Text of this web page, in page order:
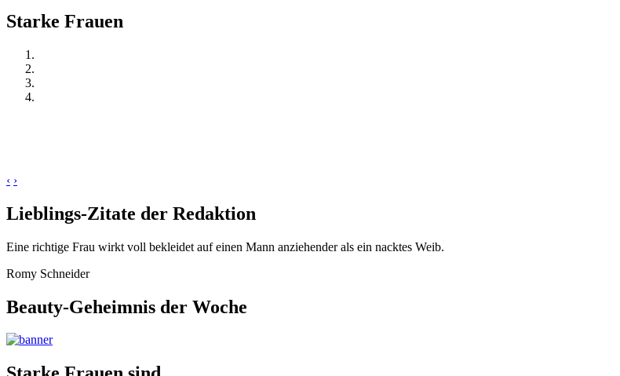
Starke Frauen
‹ ›
Lieblings-Zitate der Redaktion
Eine richtige Frau wirkt voll bekleidet auf einen Mann anziehender als ein nacktes Weib.
Romy Schneider
Beauty-Geheimnis der Woche